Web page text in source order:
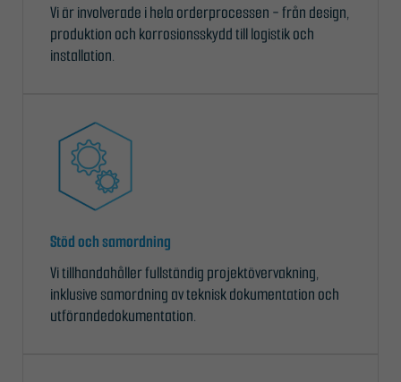
Vi är involverade i hela orderprocessen - från design,
produktion och korrosionsskydd till logistik och
installation.
Stöd och samordning
Vi tillhandahåller fullständig projektövervakning,
inklusive samordning av teknisk dokumentation och
utförandedokumentation.